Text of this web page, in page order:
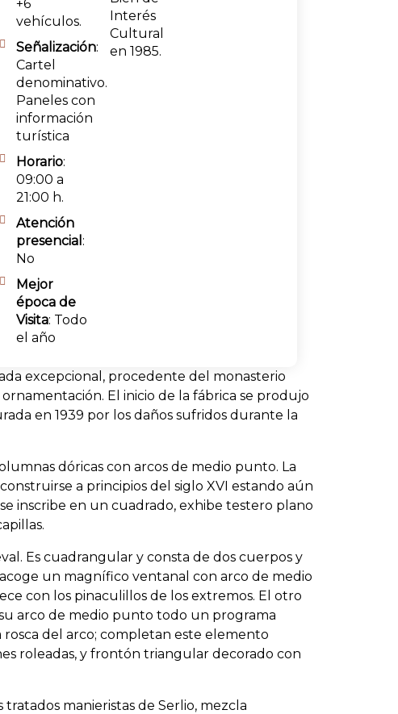
+6
vehículos.
Señalización:
Cartel
denominativo.
Paneles con
información
turística
Horario:
09:00 a
21:00 h.
Atención
presencial :
No
Mejor
época de
Visita: Todo
el año
Interés
Cultural
en 1985.
excepcional, procedente del monasterio
El inicio de la fábrica se produjo
en 1939 por los daños sufridos durante la
dóricas con arcos de medio punto. La
a principios del siglo XVI estando aún
inscribe en un cuadrado, exhibe testero plano
Es cuadrangular y consta de dos cuerpos y
un magnífico ventanal con arco de medio
con los pinaculillos de los extremos. El otro
arco de medio punto todo un programa
del arco; completan este elemento
roleadas, y frontón triangular decorado con
manieristas de Serlio, mezcla